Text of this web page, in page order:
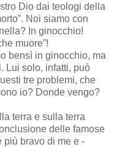
Dio dai teologi della
Noi siamo con
In ginocchio!
muore”!
bensì in ginocchio, ma
Lui solo, infatti, può
tre problemi, che
io? Donde vengo?
terra e sulla terra
delle famose
più bravo di me e -